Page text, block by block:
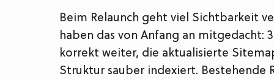
Beim Relaunch geht viel Sichtbarkeit
haben das von Anfang an mitgedacht:
korrekt weiter, die aktualisierte
Struktur sauber indexiert. Bestehende